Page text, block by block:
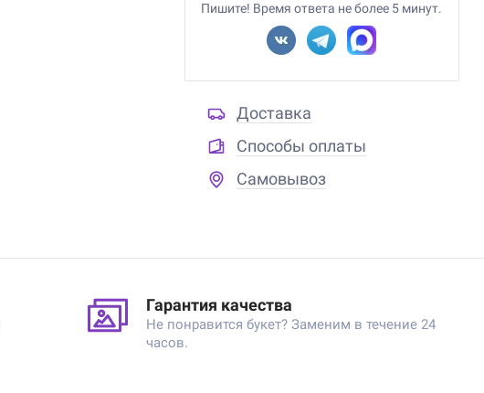
Пишите! Время ответа не более 5 минут.
Доставка
Способы оплаты
Самовывоз
Гарантия качества
Не понравится букет? Заменим в течение 24
часов.